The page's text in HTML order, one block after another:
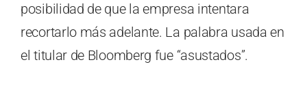
posibilidad de que la empresa intentara
recortarlo más adelante. La palabra usada en
el titular de Bloomberg fue “asustados”.